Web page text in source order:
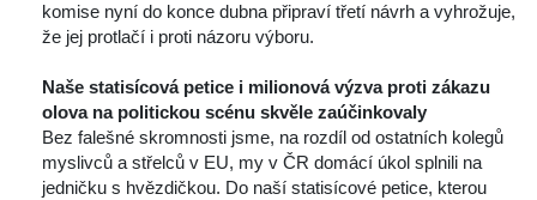
komise nyní do konce dubna připraví třetí návrh a vyhrožuje,
že jej protlačí i proti názoru výboru.
Naše statisícová petice i milionová výzva proti zákazu
olova na politickou scénu skvěle zaúčinkovaly
Bez falešné skromnosti jsme, na rozdíl od ostatních kolegů
myslivců a střelců v EU, my v ČR domácí úkol splnili na
jedničku s hvězdičkou. Do naší statisícové petice, kterou